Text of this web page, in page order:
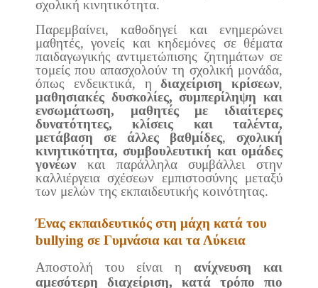
σχολική κινητικότητα.
Παρεμβαίνει, καθοδηγεί και ενημερώνει
μαθητές, γονείς και κηδεμόνες σε θέματα
παιδαγωγικής αντιμετώπισης ζητημάτων σε
τομείς που απασχολούν τη σχολική μονάδα,
όπως ενδεικτικά, ηδιαχείριση κρίσεων,
μαθησιακές δυσκολίες, συμπερίληψη και
ενσωμάτωση, μαθητές με ιδιαίτερες
δυνατότητες, κλίσεις και ταλέντα,
μετάβαση σε άλλες βαθμίδες, σχολική
κινητικότητα, συμβουλευτική και ομάδες
γονέωνκαι παράλληλα συμβάλλει στην
καλλιέργεια σχέσεων εμπιστοσύνης μεταξύ
των μελών της εκπαιδευτικής κοινότητας.
Ένας εκπαιδευτικός στη μάχη κατά του
bullying σε Γυμνάσια και τα Λύκεια
Αποστολή του είναι η ανίχνευση και
αμεσότερη διαχείριση, κατά τρόπο πιο